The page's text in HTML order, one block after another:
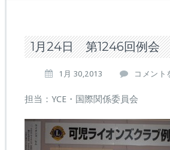
1月24日 第1246回例会
1月 30,2013
1
24
第
1246
回
コメント
担当：YCE・国際関係委員会